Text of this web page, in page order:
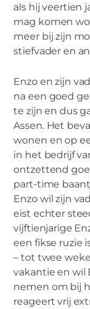
als hij veertien
mag komen
meer bij zijn
stiefvader en
Enzo en zijn
na een goed
te zijn en dus
Assen. Het
wonen en op
in het bedrijf
ontzettend
part-time
Enzo wil zijn
eist echter
vijftienjarige
een fikse ruzie
– tot twee
vakantie en wil
nemen om bij
reageert vrij